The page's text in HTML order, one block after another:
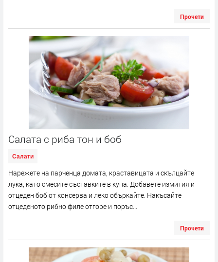
Прочети
Салата с риба тон и боб
Салати
Нарежете на парченца домата, краставицата и скълцайте
лука, като смесите съставките в купа. Добавете измития и
отцеден боб от консерва и леко объркайте. Накъсайте
отцеденото рибно филе отгоре и поръс...
Прочети